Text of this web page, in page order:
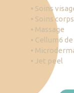
• Soins
• Soins corps
• Massage
• Cellum6 de
•
• Jet peel